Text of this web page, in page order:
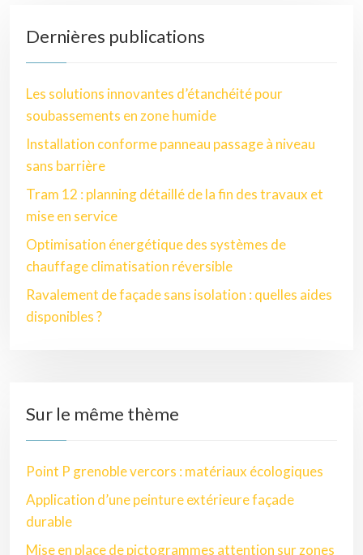
Dernières publications
Les solutions innovantes d’étanchéité pour
soubassements en zone humide
Installation conforme panneau passage à niveau
sans barrière
Tram 12 : planning détaillé de la fin des travaux et
mise en service
Optimisation énergétique des systèmes de
chauffage climatisation réversible
Ravalement de façade sans isolation : quelles aides
disponibles ?
Sur le même thème
Point P grenoble vercors : matériaux écologiques
Application d’une peinture extérieure façade
durable
Mise en place de pictogrammes attention sur zones